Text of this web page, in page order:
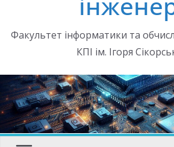
Факультет інформатики та
КПІ ім. Ігоря